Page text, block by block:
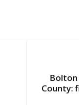
County: